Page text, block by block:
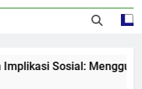
Implikasi Sosial: